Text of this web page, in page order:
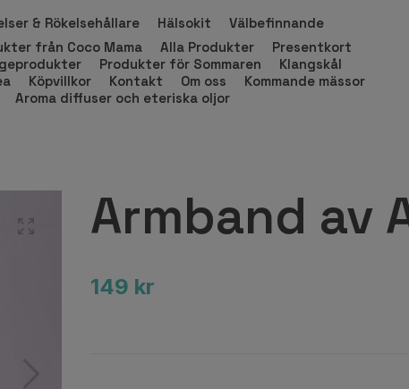
& Rökelsehållare Hälsokit
Välbefinnande
från Coco Mama Alla Produkter
Presentkort
Produkter för Sommaren
Klangskål
Köpvillkor Kontakt Om oss
Kommande mässor
Aroma diffuser och eteriska oljor
Armband av
149 kr